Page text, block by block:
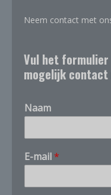
Neem contact met
Vul het formulier
mogelijk contact
Naam
*
*
o
E-mail *